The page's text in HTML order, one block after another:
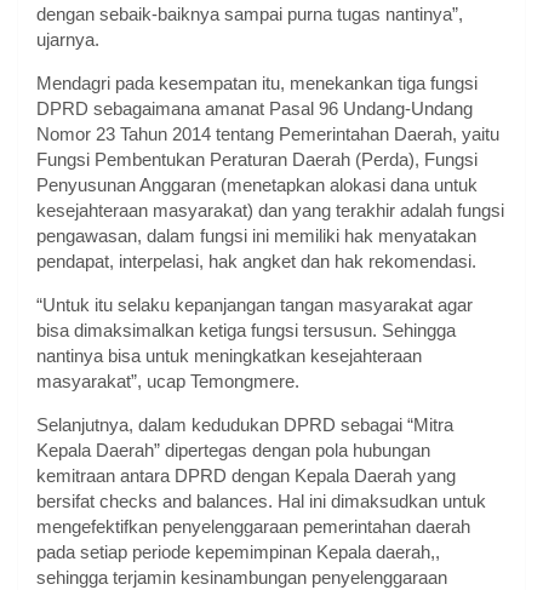
dengan sebaik-baiknya sampai purna tugas nantinya”,
ujarnya.
Mendagri pada kesempatan itu, menekankan tiga fungsi
DPRD sebagaimana amanat Pasal 96 Undang-Undang
Nomor 23 Tahun 2014 tentang Pemerintahan Daerah, yaitu
Fungsi Pembentukan Peraturan Daerah (Perda), Fungsi
Penyusunan Anggaran (menetapkan alokasi dana untuk
kesejahteraan masyarakat) dan yang terakhir adalah fungsi
pengawasan, dalam fungsi ini memiliki hak menyatakan
pendapat, interpelasi, hak angket dan hak rekomendasi.
“Untuk itu selaku kepanjangan tangan masyarakat agar
bisa dimaksimalkan ketiga fungsi tersusun. Sehingga
nantinya bisa untuk meningkatkan kesejahteraan
masyarakat”, ucap Temongmere.
Selanjutnya, dalam kedudukan DPRD sebagai “Mitra
Kepala Daerah” dipertegas dengan pola hubungan
kemitraan antara DPRD dengan Kepala Daerah yang
bersifat checks and balances. Hal ini dimaksudkan untuk
mengefektifkan penyelenggaraan pemerintahan daerah
pada setiap periode kepemimpinan Kepala daerah,,
sehingga terjamin kesinambungan penyelenggaraan